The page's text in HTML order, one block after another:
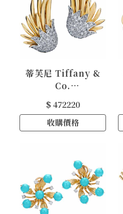
蒂芙尼 Tiffany &
Co.
Schlumberger 系
列 18K 黃金和鉑金鑲
鑽 Bull Flame 耳夾
$ 472220
收購價格